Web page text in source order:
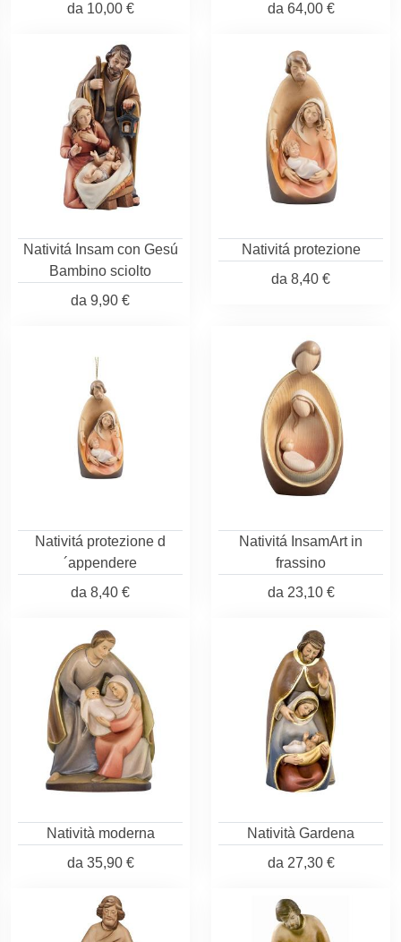
da 10,00 €
da 64,00 €
Nativitá Insam con Gesú
Bambino sciolto
da 9,90 €
Nativitá protezione
da 8,40 €
Nativitá protezione d
´appendere
da 8,40 €
Nativitá InsamArt in
frassino
da 23,10 €
Natività moderna
da 35,90 €
Natività Gardena
da 27,30 €